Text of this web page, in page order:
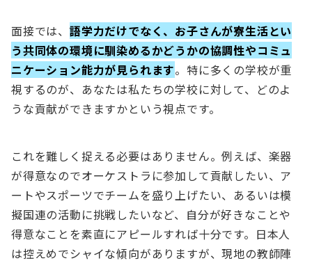
面接では、 語学力だけでなく、お子さんが寮生活とい
う共同体の環境に馴染めるかどうかの協調性やコミュ
ニケーション能力が見られます。特に多くの学校が重
視するのが、あなたは私たちの学校に対して、どのよ
うな貢献ができますかという視点です。
これを難しく捉える必要はありません。例えば、楽器
が得意なのでオーケストラに参加して貢献したい、ア
ートやスポーツでチームを盛り上げたい、あるいは模
擬国連の活動に挑戦したいなど、自分が好きなことや
得意なことを素直にアピールすれば十分です。日本人
は控えめでシャイな傾向がありますが、現地の教師陣